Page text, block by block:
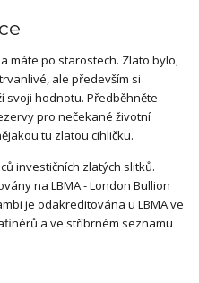
máte po starostech. Zlato bylo,
ale především si
svoji hodnotu. Předběhněte
pro nečekané životní
tu zlatou cihličku.
investičních zlatých slitků.
na LBMA - London Bullion
je odakreditována u LBMA ve
a ve stříbrném seznamu